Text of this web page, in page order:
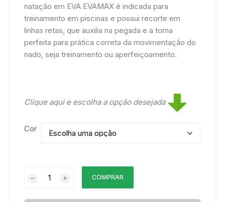
natação em EVA EVAMAX é indicada para
treinamento em piscinas e possui recorte em
linhas retas, que auxilia na pegada e a torna
perfeita para prática correta da movimentação do
nado, seja treinamento ou aperfeiçoamento.
Clique aqui e escolha a opção desejada
Cor
COMPRAR